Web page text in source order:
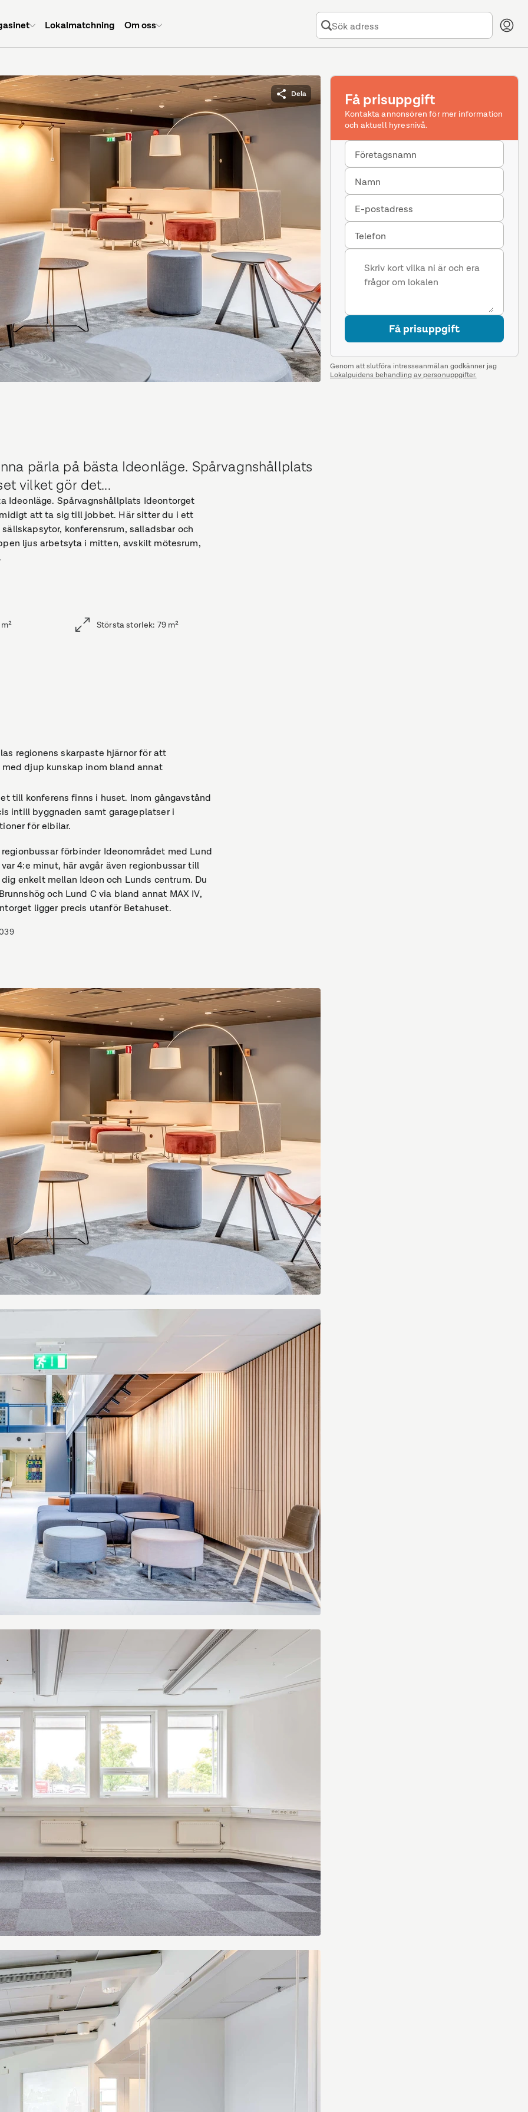
Lokalmatchning Om oss
Dela
pärla på bästa Ideonläge. Spårvagnshållplats
vilket gör det...
Ideonläge. Spårvagnshållplats Ideontorget
att ta sig till jobbet. Här sitter du i ett
konferensrum, salladsbar och
ljus arbetsyta i mitten, avskilt mötesrum,
Största storlek: 79 m²
regionens skarpaste hjärnor för att
djup kunskap inom bland annat
till konferens finns i huset. Inom gångavstånd
intill byggnaden samt garageplatser i
för elbilar.
förbinder Ideonområdet med Lund
4:e minut, här avgår även regionbussar till
enkelt mellan Ideon och Lunds centrum. Du
och Lund C via bland annat MAX IV,
ligger precis utanför Betahuset.
Få prisuppgift
Kontakta annonsören för mer information
och aktuell hyresnivå.
Företagsnamn
Namn
E-postadress
Telefon
Få prisuppgift
Genom att slutföra intresseanmälan godkänner jag
Lokalguidens behandling av personuppgifter.